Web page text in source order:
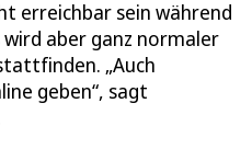
erreichbar sein während
aber ganz normaler
„Auch
geben“, sagt